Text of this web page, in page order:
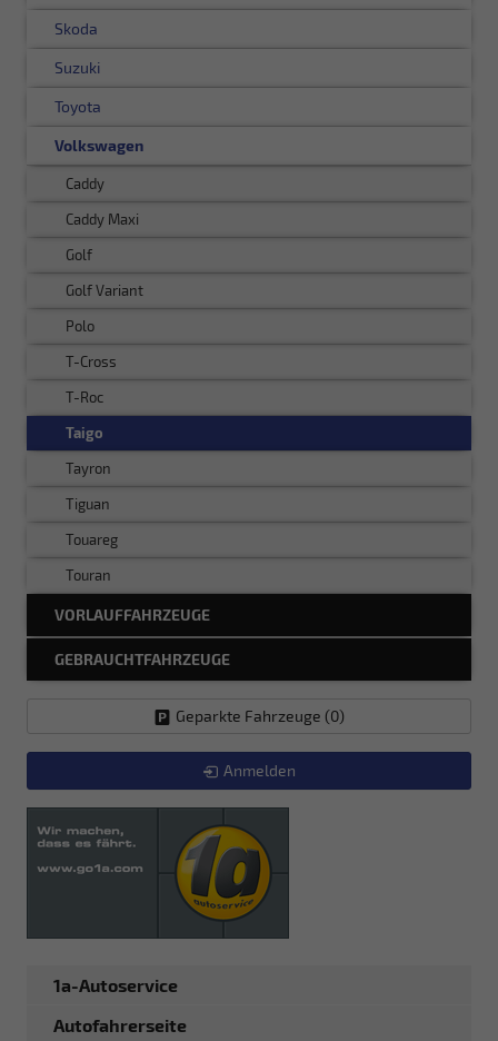
Skoda
Suzuki
Toyota
Volkswagen
Caddy
Caddy Maxi
Golf
Golf Variant
Polo
T-Cross
T-Roc
Taigo
Tayron
Tiguan
Touareg
Touran
VORLAUFFAHRZEUGE
GEBRAUCHTFAHRZEUGE
Geparkte Fahrzeuge (0)
Anmelden
1a-Autoservice
Autofahrerseite